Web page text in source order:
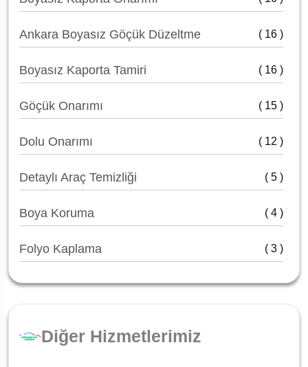
Ankara Boyasız Göçük Düzeltme ( 16 )
Boyasız Kaporta Tamiri ( 16 )
Göçük Onarımı ( 15 )
Dolu Onarımı ( 12 )
Detaylı Araç Temizliği ( 5 )
Boya Koruma ( 4 )
Folyo Kaplama ( 3 )
Diğer Hizmetlerimiz